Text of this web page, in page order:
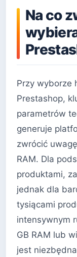
Na co
Przy wyborze
Prestashop,
parametrów
generuje
zwrócić
RAM. Dla
produktami,
jednak dla
tysiącami
intensywnym
GB RAM lub
jest